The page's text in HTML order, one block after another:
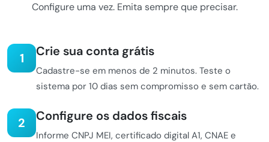
Configure uma vez. Emita sempre que precisar.
1 Crie sua conta grátis
Cadastre-se em menos de 2 minutos. Teste o
sistema por 10 dias sem compromisso e sem cartão.
2 Configure os dados fiscais
Informe CNPJ MEI, certificado digital A1, CNAE e